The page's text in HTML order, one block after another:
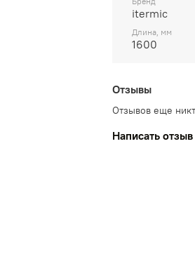
itermic
Длина, мм
1600
Отзывы
Отзывов еще
Написать отзыв